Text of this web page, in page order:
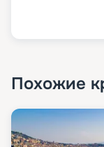
Похожие